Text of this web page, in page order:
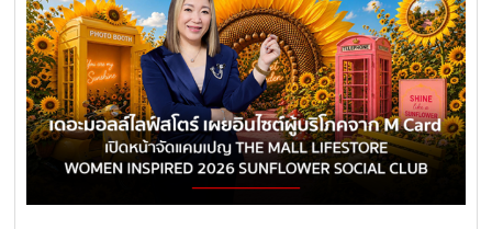
v
g
a